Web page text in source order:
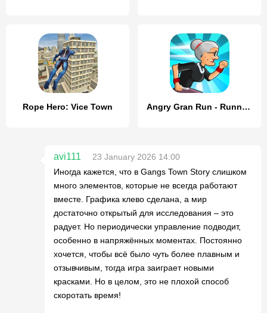
Rope Hero: Vice Town Angry Gran Run - Running Game
avi111
23 January 2026 14:00
Иногда кажется, что в Gangs Town Story слишком
много элементов, которые не всегда работают
вместе. Графика клево сделана, а мир
достаточно открытый для исследования – это
радует. Но периодически управление подводит,
особенно в напряжённых моментах. Постоянно
хочется, чтобы всё было чуть более плавным и
отзывчивым, тогда игра заиграет новыми
красками. Но в целом, это не плохой способ
скоротать время!